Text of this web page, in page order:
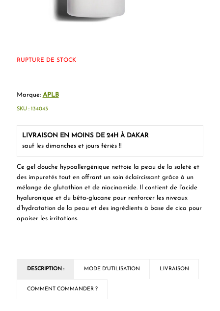
Ce gel douche hypoallergénique nettoie la peau de la saleté et
des impuretés tout en offrant un soin éclaircissant grâce à un
mélange de glutathion et de niacinamide. Il contient de l’acide
hyaluronique et du bêta-glucane pour renforcer les niveaux
d’hydratation de la peau et des ingrédients à base de cica pour
apaiser les irritations.
RUPTURE DE STOCK
Marque: APLB
LIVRAISON EN MOINS DE 24H À DAKAR
sauf les dimanches et jours fériés !!
SKU : 134043
DESCRIPTION : MODE D'UTILISATION LIVRAISON
COMMENT COMMANDER ?